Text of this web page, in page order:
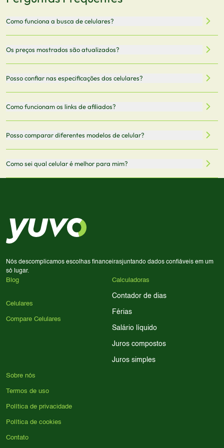
Como funciona a busca de celulares?
armazenamento, memória RAM, bateria e conectividade
5G.
Os preços mostrados são atualizados?
vendedor antes de finalizar sua compra.
Posso confiar nas especificações dos celulares?
informações mais recentes de cada modelo.
Como funcionam os links de afiliados?
comissão sem custo adicional para você.
Posso comparar diferentes modelos de celular?
Sim! Você pode selecionar até 3 celulares para comparar
Como sei qual celular é melhor para mim?
processador e bateria são essenciais. Use nossos filtros
para encontrar o celular ideal.
Nós descomplicamos escolhas financeirasjuntando dados confiáveis em um
só lugar.
Blog
Celulares
Compare Celulares
Calculadoras
Contador de dias
Férias
Salário líquido
Juros compostos
Juros simples
Sobre nós
Termos de uso
Política de privacidade
Política de cookies
Contato